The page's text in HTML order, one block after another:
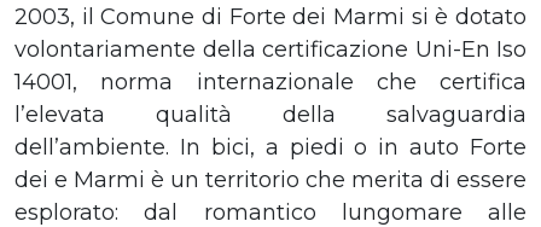
2003, il Comune di Forte dei Marmi si è dotato
volontariamente della certificazione Uni-En Iso
14001, norma internazionale che certifica
l’elevata qualità della salvaguardia
dell’ambiente. In bici, a piedi o in auto Forte
dei e Marmi è un territorio che merita di essere
esplorato: dal romantico lungomare alle